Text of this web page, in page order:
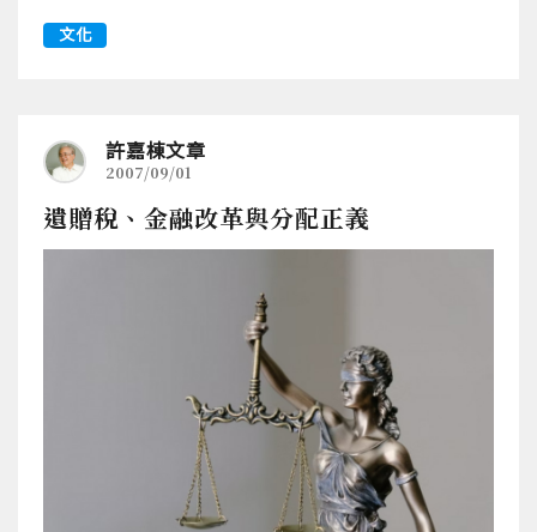
文化
許嘉棟文章
2007/09/01
遺贈稅、金融改革與分配正義